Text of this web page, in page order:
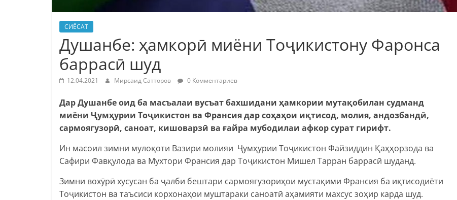
СИЁСАТ
Душанбе: ҳамкорӣ миёни Тоҷикистону Фаронса
баррасӣ шуд
12.04.2021 Мирсаид Сатторов 0 Комментариев
Дар Душанбе оид ба масъалаи вусъат бахшидани ҳамкории мутақобилан судманд
миёни Ҷумҳурии Тоҷикистон ва Франсия дар соҳаҳои иқтисод, молия, андозбандӣ,
сармоягузорӣ, саноат, кишоварзӣ ва ғайра мубодилаи афкор сурат гирифт.
Ин масоил зимни мулоқоти Вазири молияи Ҷумҳурии Тоҷикистон Файзиддин Қаҳҳорзода ва
Сафири Фавқулода ва Мухтори Франсия дар Тоҷикистон Мишел Тарран баррасӣ шуданд.
Зимни вохӯрӣ хусусан ба ҷалби бештари сармоягузориҳои мустақими Франсия ба иқтисодиёти
Тоҷикистон ва таъсиси корхонаҳои муштараки саноатӣ аҳамияти махсус зоҳир карда шуд.